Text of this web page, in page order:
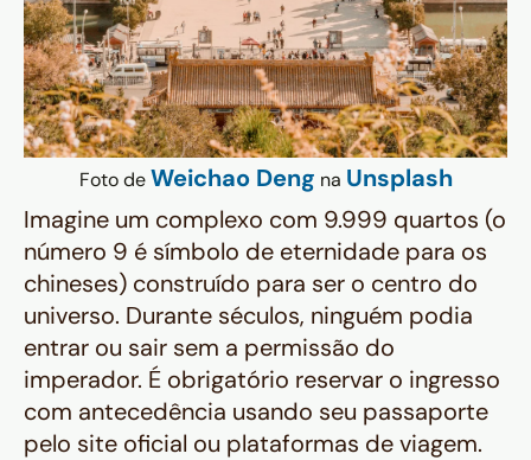
Foto deWeichao Deng na Unsplash
Imagine um complexo com 9.999 quartos (o
número 9 é símbolo de eternidade para os
chineses) construído para ser o centro do
universo. Durante séculos, ninguém podia
entrar ou sair sem a permissão do
imperador. É obrigatório reservar o ingresso
com antecedência usando seu passaporte
pelo site oficial ou plataformas de viagem.